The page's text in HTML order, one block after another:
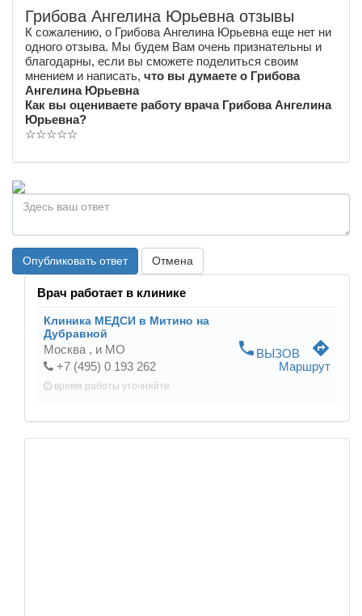
Грибова Ангелина Юрьевна отзывы
К сожалению, о Грибова Ангелина Юрьевна еще нет ни
одного отзыва. Мы будем Вам очень признательны и
благодарны, если вы сможете поделиться своим
мнением и написать, что вы думаете о Грибова
Ангелина Юрьевна
Как вы оцениваете работу врача Грибова Ангелина
Юрьевна?
☆☆☆☆☆
Опубликовать ответ Отмена
Врач работает в клинике
Клиника МЕДСИ в Митино на
Дубравной
Москва , и МО
+7 (495) 0 193 262
время работы уточняйте
phone ВЫЗОВ directions
Маршрут